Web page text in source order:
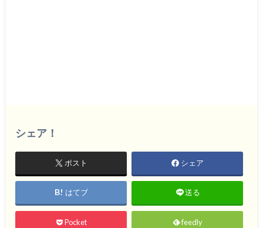
シェア！
ポスト シェア
はてブ 送る
Pocket feedly